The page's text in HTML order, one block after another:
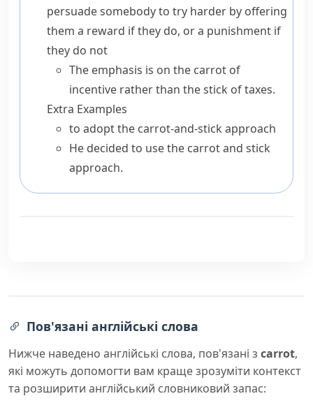
persuade somebody to try harder by offering
them a reward if they do, or a punishment if
they do not
The emphasis is on the carrot of
incentive rather than the stick of taxes.
Extra Examples
to adopt the carrot-and-stick approach
He decided to use the carrot and stick
approach.
Пов'язані англійські слова
Нижче наведено англійські слова, пов'язані з carrot,
які можуть допомогти вам краще зрозуміти контекст
та розширити англійський словниковий запас: